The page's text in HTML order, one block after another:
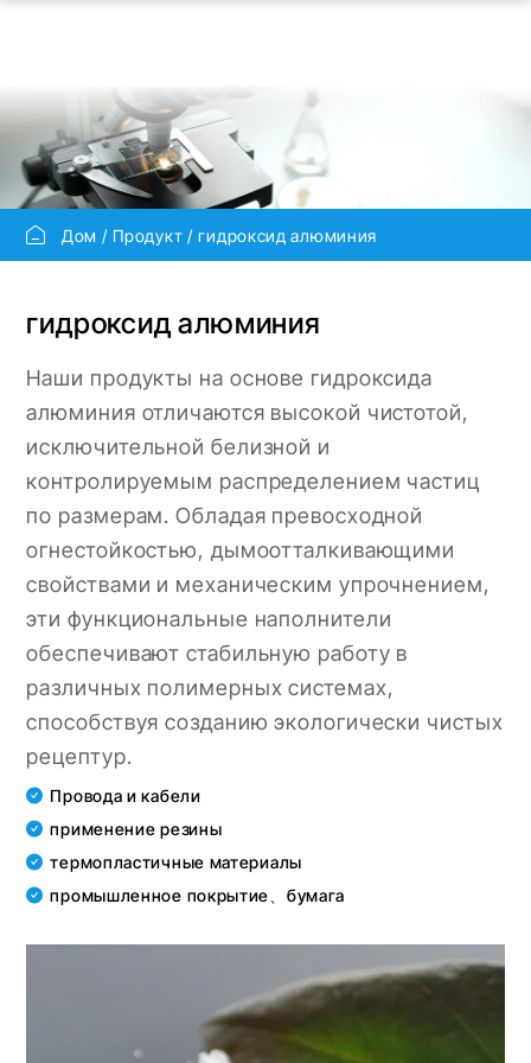
Дом Продукт гидроксид алюминия
гидроксид алюминия
Наши продукты на основе гидроксида
алюминия отличаются высокой чистотой,
исключительной белизной и
контролируемым распределением частиц
по размерам. Обладая превосходной
огнестойкостью, дымоотталкивающими
свойствами и механическим упрочнением,
эти функциональные наполнители
обеспечивают стабильную работу в
различных полимерных системах,
способствуя созданию экологически чистых
рецептур.
Провода и кабели
применение резины
термопластичные материалы
промышленное покрытие、бумага